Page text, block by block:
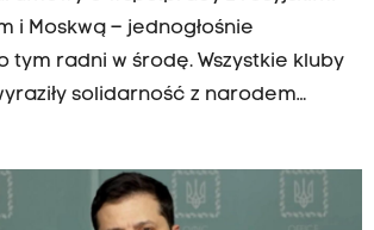
i Moskwą – jednogłośnie
tym radni w środę. Wszystkie kluby
solidarność z narodem